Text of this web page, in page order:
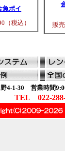
魚ポイ
（税込）
販
4-1-30 営業時間
TEL 022-